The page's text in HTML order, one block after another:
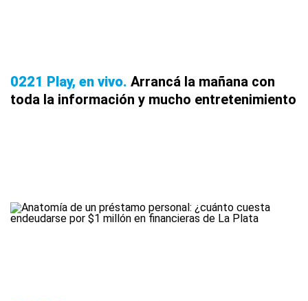
0221 Play, en vivo Arrancá la mañana con
toda la información y mucho entretenimiento